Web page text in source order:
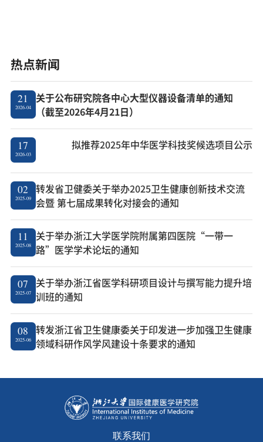
热点新闻
21
2026-04
关于公布研究院各中心大型仪器设备清单的通知
（截至2026年4月21日）
17
2026-03
拟推荐2025年中华医学科技奖候选项目公示
02
2025-09
转发省卫健委关于举办2025卫生健康创新技术交流
会暨 第七届成果转化对接会的通知
11
2025-08
关于举办浙江大学医学院附属第四医院“一带一
路”医学学术论坛的通知
07
2025-07
关于举办浙江省医学科研项目设计与撰写能力提升培
训班的通知
08
2025-06
转发浙江省卫生健康委关于印发进一步加强卫生健康
领域科研作风学风建设十条要求的通知
联系我们